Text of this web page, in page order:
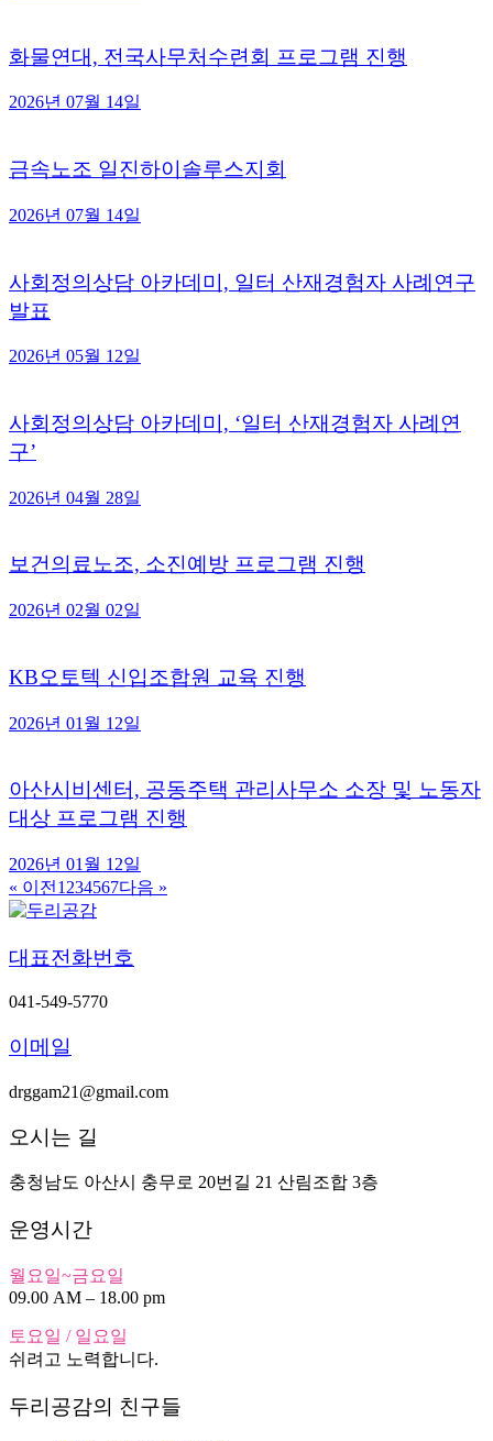
화물연대, 전국사무처수련회 프로그램 진행
2026년 07월 14일
금속노조 일진하이솔루스지회
2026년 07월 14일
사회정의상담 아카데미, 일터 산재경험자 사례연구
발표
2026년 05월 12일
사회정의상담 아카데미, ‘일터 산재경험자 사례연
구’
2026년 04월 28일
보건의료노조, 소진예방 프로그램 진행
2026년 02월 02일
KB오토텍 신입조합원 교육 진행
2026년 01월 12일
아산시비센터, 공동주택 관리사무소 소장 및 노동자
대상 프로그램 진행
2026년 01월 12일
« 이전 1 234567다음 »
대표전화번호
041-549-5770
이메일
drggam21@gmail.com
오시는 길
충청남도 아산시 충무로 20번길 21 산림조합 3층
운영시간
월요일~금요일
09.00 AM – 18.00 pm
토요일 / 일요일
쉬려고 노력합니다.
두리공감의 친구들